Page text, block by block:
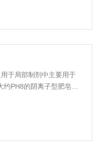
于局部制剂中主要用于
PH8的阴离子型肥皂，